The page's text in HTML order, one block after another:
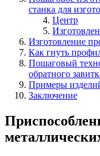
станка для
Центр
Изготовление
Как гнуть
Пошаговый
обратного
Примеры
Заключение